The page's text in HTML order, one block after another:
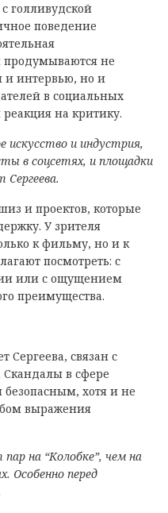
голливудской
поведение
продумываются не
и интервью, но и
в социальных
на критику.
искусство и индустрия,
в соцсетях, и площадки
и проектов, которые
У зрителя
к фильму, но и к
посмотреть: с
или с ощущением
преимущества.
Сергеева, связан с
в сфере
безопасным, хотя и не
выражения
на “Колобке”, чем на
Особенно перед